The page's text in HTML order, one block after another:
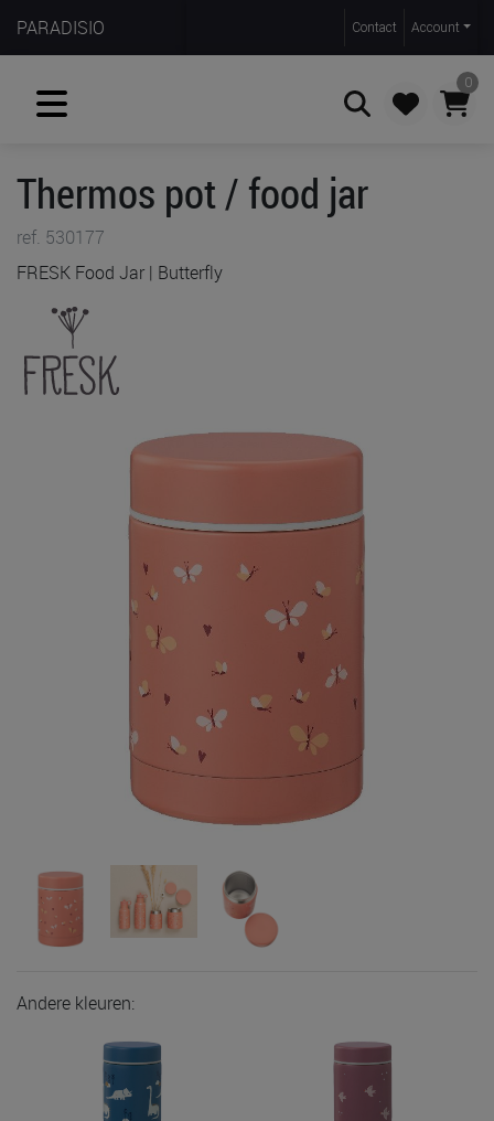
PARADISIO Contact Account
0
Zoeken
Thermos pot / food jar
ref. 530177
FRESK Food Jar | Butterfly
Andere kleuren: